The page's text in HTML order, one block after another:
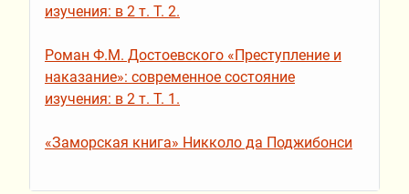
изучения: в 2 т. Т. 2.
Роман Ф.М. Достоевского «Преступление и
наказание»: современное состояние
изучения: в 2 т. Т. 1.
«Заморская книга» Никколо да Поджибонси